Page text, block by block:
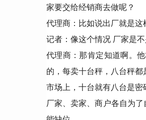
家要交给经销商去做呢？
代理商：比如说出厂就是
记者：像这个情况 厂家是
代理商：那肯定知道啊。
的，每卖十台秤，八台秤都
市场上，十台就有八台是
厂家、卖家、商户各自为